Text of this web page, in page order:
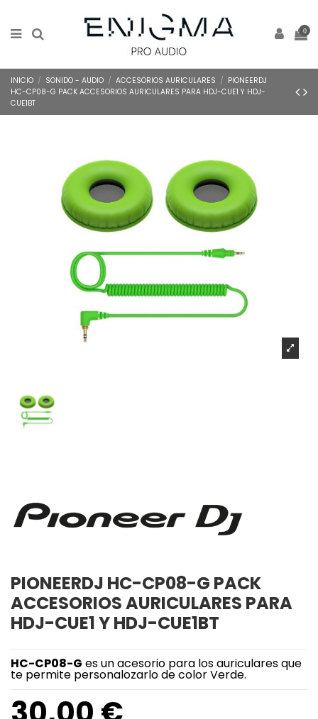
0
INICIO SONIDO - AUDIO ACCESORIOS AURICULARES
PIONEERDJ
HC-CP08-G PACK ACCESORIOS AURICULARES PARA HDJ-CUE1 Y HDJ-
CUE1BT
PIONEERDJ HC-CP08-G PACK
ACCESORIOS AURICULARES PARA
HDJ-CUE1 Y HDJ-CUE1BT
HC-CP08-G es un acesorio para los auriculares que
te permite personalozarlo de color Verde.